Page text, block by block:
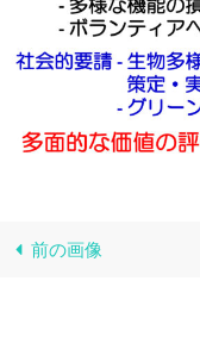
前の画像